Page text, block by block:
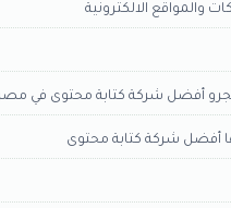
والمواقع الالكترونية
أفضل شركة كتابة محتوى في مصر
أفضل شركة كتابة محتوى